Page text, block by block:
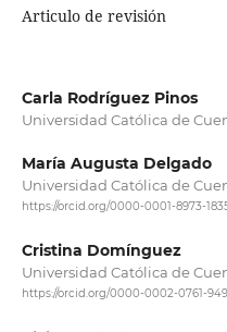
Articulo de revisión
Carla Rodríguez Pinos
Universidad Católica de
María Augusta Delgado
Universidad Católica de
https://orcid.org/0000-0001-8973-
Cristina Domínguez
Universidad Católica de
https://orcid.org/0000-0002-0761-